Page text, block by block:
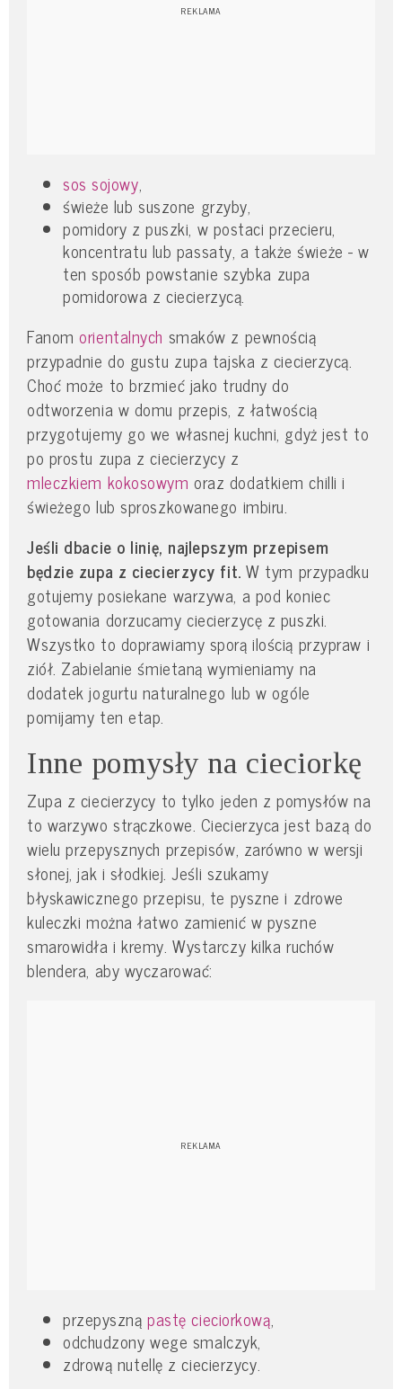
sos sojowy,
świeże lub suszone grzyby,
pomidory z puszki, w postaci przecieru,
koncentratu lub passaty, a także świeże - w
ten sposób powstanie szybka zupa
pomidorowa z ciecierzycą.
Fanomorientalnych smaków z pewnością
przypadnie do gustu zupa tajska z ciecierzycą.
Choć może to brzmieć jako trudny do
odtworzenia w domu przepis, z łatwością
przygotujemy go we własnej kuchni, gdyż jest to
po prostu zupa z ciecierzycy z
mleczkiem kokosowym oraz dodatkiem chilli i
świeżego lub sproszkowanego imbiru.
Jeśli dbacie o linię, najlepszym przepisem
będzie zupa z ciecierzycy fit. W tym przypadku
gotujemy posiekane warzywa, a pod koniec
gotowania dorzucamy ciecierzycę z puszki.
Wszystko to doprawiamy sporą ilością przypraw i
ziół. Zabielanie śmietaną wymieniamy na
dodatek jogurtu naturalnego lub w ogóle
pomijamy ten etap.
Inne pomysły na cieciorkę
Zupa z ciecierzycy to tylko jeden z pomysłów na
to warzywo strączkowe. Ciecierzyca jest bazą do
wielu przepysznych przepisów, zarówno w wersji
słonej, jak i słodkiej. Jeśli szukamy
błyskawicznego przepisu, te pyszne i zdrowe
kuleczki można łatwo zamienić w pyszne
smarowidła i kremy. Wystarczy kilka ruchów
blendera, aby wyczarować:
przepysznąpastę cieciorkową,
odchudzony wege smalczyk,
zdrową nutellę z ciecierzycy.